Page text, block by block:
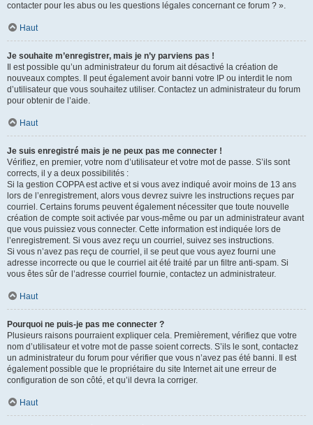
contacter pour les abus ou les questions légales concernant ce forum ? ».
Haut
Je souhaite m’enregistrer, mais je n’y parviens pas !
Il est possible qu’un administrateur du forum ait désactivé la création de
nouveaux comptes. Il peut également avoir banni votre IP ou interdit le nom
d’utilisateur que vous souhaitez utiliser. Contactez un administrateur du forum
pour obtenir de l’aide.
Haut
Je suis enregistré mais je ne peux pas me connecter !
Vérifiez, en premier, votre nom d’utilisateur et votre mot de passe. S’ils sont
corrects, il y a deux possibilités :
Si la gestion COPPA est active et si vous avez indiqué avoir moins de 13 ans
lors de l’enregistrement, alors vous devrez suivre les instructions reçues par
courriel. Certains forums peuvent également nécessiter que toute nouvelle
création de compte soit activée par vous-même ou par un administrateur avant
que vous puissiez vous connecter. Cette information est indiquée lors de
l’enregistrement. Si vous avez reçu un courriel, suivez ses instructions.
Si vous n’avez pas reçu de courriel, il se peut que vous ayez fourni une
adresse incorrecte ou que le courriel ait été traité par un filtre anti-spam. Si
vous êtes sûr de l’adresse courriel fournie, contactez un administrateur.
Haut
Pourquoi ne puis-je pas me connecter ?
Plusieurs raisons pourraient expliquer cela. Premièrement, vérifiez que votre
nom d’utilisateur et votre mot de passe soient corrects. S’ils le sont, contactez
un administrateur du forum pour vérifier que vous n’avez pas été banni. Il est
également possible que le propriétaire du site Internet ait une erreur de
configuration de son côté, et qu’il devra la corriger.
Haut